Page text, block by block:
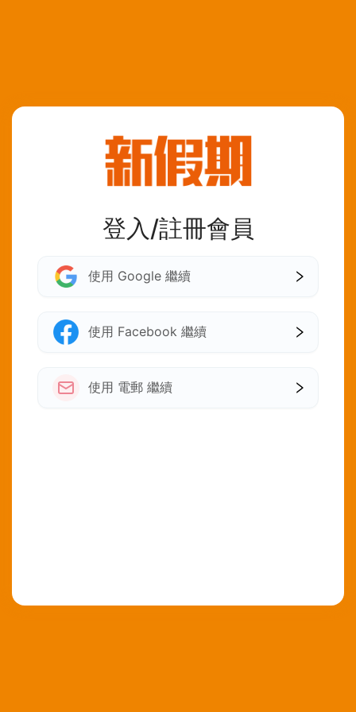
登入/註冊會員
使用 Google 繼續
使用 Facebook 繼續
使用 電郵 繼續